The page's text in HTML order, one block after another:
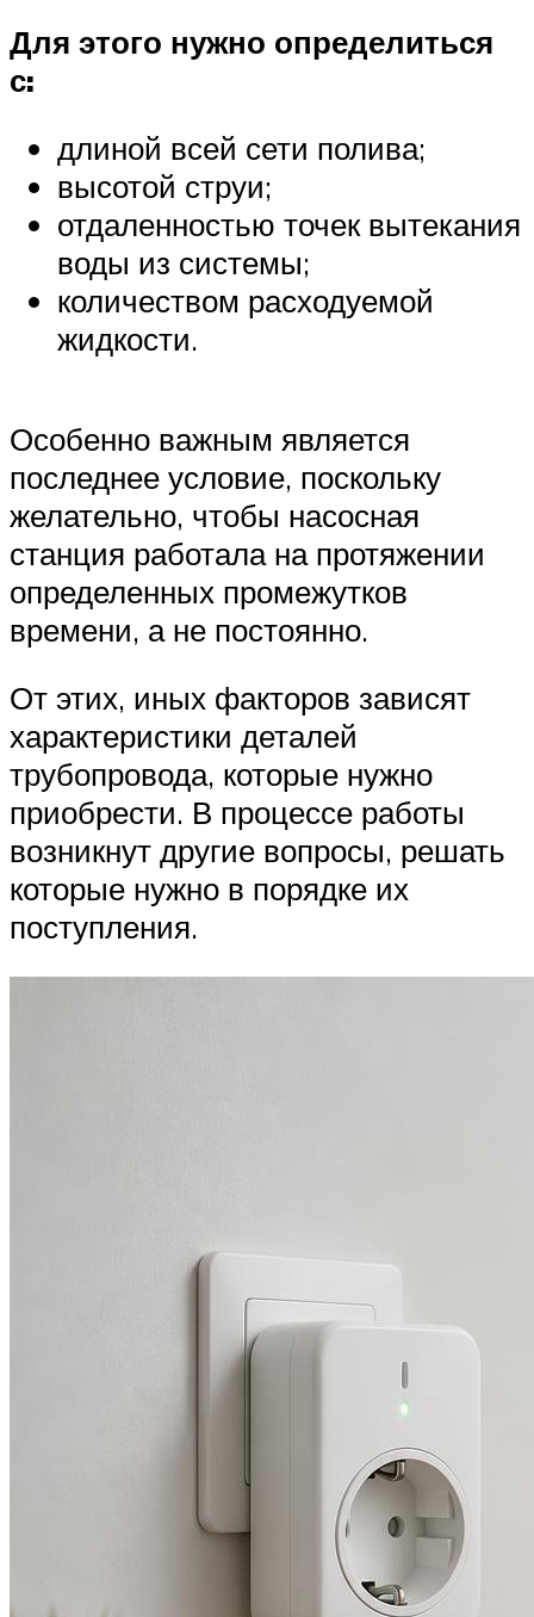
Для этого нужно определиться
с:
длиной всей сети полива;
высотой струи;
отдаленностью точек вытекания
воды из системы;
количеством расходуемой
жидкости.
Особенно важным является
последнее условие, поскольку
желательно, чтобы насосная
станция работала на протяжении
определенных промежутков
времени, а не постоянно.
От этих, иных факторов зависят
характеристики деталей
трубопровода, которые нужно
приобрести. В процессе работы
возникнут другие вопросы, решать
которые нужно в порядке их
поступления.